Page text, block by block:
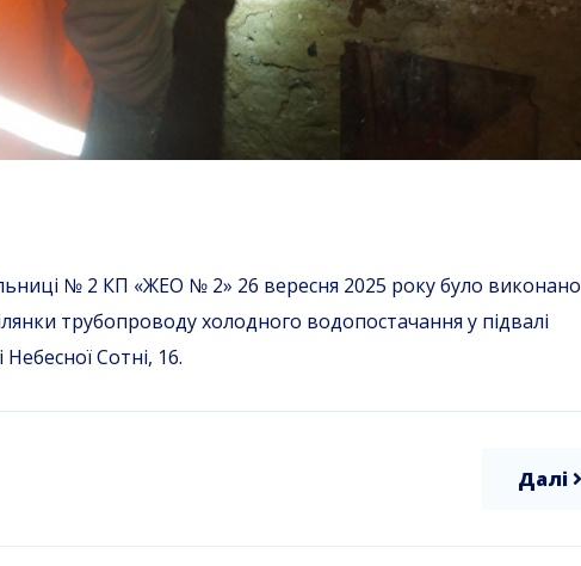
№ 2 КП «ЖЕО № 2» 26 вересня 2025 року було виконано
трубопроводу холодного водопостачання у підвалі
Сотні, 16.
Далі